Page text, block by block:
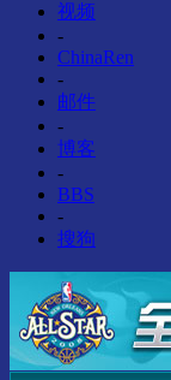
视频
-
ChinaRen
-
邮件
-
博客
-
BBS
-
搜狗